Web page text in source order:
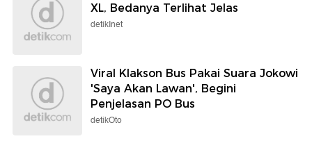
XL, Bedanya Terlihat Jelas
detikInet
Viral Klakson Bus Pakai Suara Jokowi
'Saya Akan Lawan', Begini
Penjelasan PO Bus
detikOto